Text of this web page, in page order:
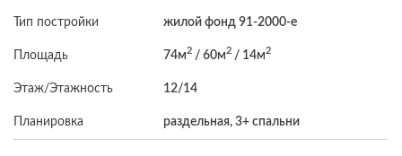
Тип постройки жилой фонд 91-2000-е
Площадь 74м2 / 60м2 / 14м2
Этаж/Этажность 12/14
Планировка раздельная, 3+ спальни